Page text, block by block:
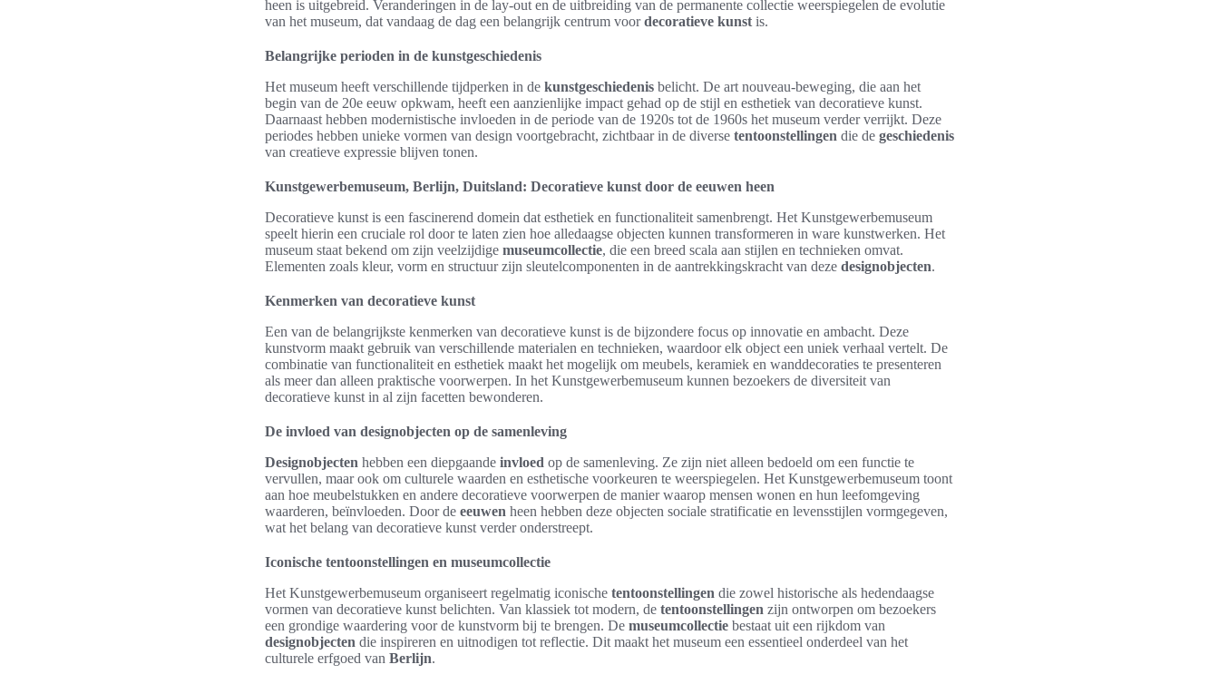
heen is uitgebreid. Veranderingen in de lay-out en de uitbreiding van de permanente collectie weerspiegelen de evolutie
van het museum, dat vandaag de dag een belangrijk centrum voordecoratieve kunst is.
Belangrijke perioden in de kunstgeschiedenis
Het museum heeft verschillende tijdperken in de kunstgeschiedenis belicht. De art nouveau-beweging, die aan het
begin van de 20e eeuw opkwam, heeft een aanzienlijke impact gehad op de stijl en esthetiek van decoratieve kunst.
Daarnaast hebben modernistische invloeden in de periode van de 1920s tot de 1960s het museum verder verrijkt. Deze
periodes hebben unieke vormen van design voortgebracht, zichtbaar in de diverse tentoonstellingen die de geschiedenis
van creatieve expressie blijven tonen.
Kunstgewerbemuseum, Berlijn, Duitsland: Decoratieve kunst door de eeuwen heen
Decoratieve kunst is een fascinerend domein dat esthetiek en functionaliteit samenbrengt. Het Kunstgewerbemuseum
speelt hierin een cruciale rol door te laten zien hoe alledaagse objecten kunnen transformeren in ware kunstwerken. Het
museum staat bekend om zijn veelzijdige museumcollectie, die een breed scala aan stijlen en technieken omvat.
Elementen zoals kleur, vorm en structuur zijn sleutelcomponenten in de aantrekkingskracht van deze designobjecten.
Kenmerken van decoratieve kunst
Een van de belangrijkste kenmerken van decoratieve kunst is de bijzondere focus op innovatie en ambacht. Deze
kunstvorm maakt gebruik van verschillende materialen en technieken, waardoor elk object een uniek verhaal vertelt. De
combinatie van functionaliteit en esthetiek maakt het mogelijk om meubels, keramiek en wanddecoraties te presenteren
als meer dan alleen praktische voorwerpen. In het Kunstgewerbemuseum kunnen bezoekers de diversiteit van
decoratieve kunst in al zijn facetten bewonderen.
De invloed van designobjecten op de samenleving
Designobjecten hebben een diepgaande invloed op de samenleving. Ze zijn niet alleen bedoeld om een functie te
vervullen, maar ook om culturele waarden en esthetische voorkeuren te weerspiegelen. Het Kunstgewerbemuseum toont
aan hoe meubelstukken en andere decoratieve voorwerpen de manier waarop mensen wonen en hun leefomgeving
waarderen, beïnvloeden. Door de eeuwen heen hebben deze objecten sociale stratificatie en levensstijlen vormgegeven,
wat het belang van decoratieve kunst verder onderstreept.
Iconische tentoonstellingen en museumcollectie
Het Kunstgewerbemuseum organiseert regelmatig iconische tentoonstellingen die zowel historische als hedendaagse
vormen van decoratieve kunst belichten. Van klassiek tot modern, de tentoonstellingen zijn ontworpen om bezoekers
een grondige waardering voor de kunstvorm bij te brengen. De museumcollectie bestaat uit een rijkdom van
designobjecten die inspireren en uitnodigen tot reflectie. Dit maakt het museum een essentieel onderdeel van het
culturele erfgoed van Berlijn.